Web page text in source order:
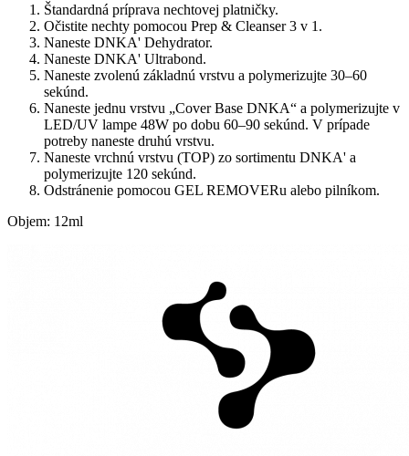
Štandardná príprava nechtovej platničky.
Očistite nechty pomocou Prep & Cleanser 3 v 1.
Naneste DNKA' Dehydrator.
Naneste DNKA' Ultrabond.
Naneste zvolenú základnú vrstvu a polymerizujte 30–60
sekúnd.
Naneste jednu vrstvu „Cover Base DNKA“ a polymerizujte v
LED/UV lampe 48W po dobu 60–90 sekúnd. V prípade
potreby naneste druhú vrstvu.
Naneste vrchnú vrstvu (TOP) zo sortimentu DNKA' a
polymerizujte 120 sekúnd.
Odstránenie pomocou GEL REMOVERu alebo pilníkom.
Objem: 12ml